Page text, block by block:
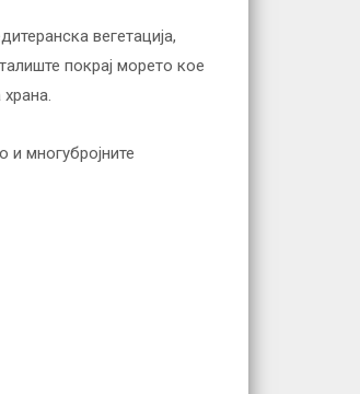
вегетација,
покрај морето кое
многубројните